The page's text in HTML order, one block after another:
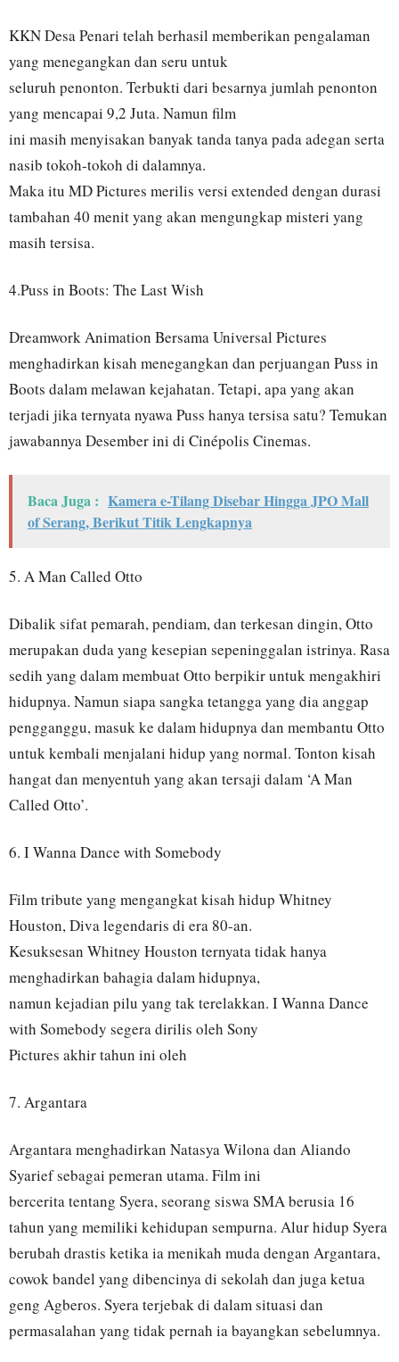
KKN Desa Penari telah berhasil memberikan pengalaman
yang menegangkan dan seru untuk
seluruh penonton. Terbukti dari besarnya jumlah penonton
yang mencapai 9,2 Juta. Namun film
ini masih menyisakan banyak tanda tanya pada adegan serta
nasib tokoh-tokoh di dalamnya.
Maka itu MD Pictures merilis versi extended dengan durasi
tambahan 40 menit yang akan mengungkap misteri yang
masih tersisa.
4.Puss in Boots: The Last Wish
Dreamwork Animation Bersama Universal Pictures
menghadirkan kisah menegangkan dan perjuangan Puss in
Boots dalam melawan kejahatan. Tetapi, apa yang akan
terjadi jika ternyata nyawa Puss hanya tersisa satu? Temukan
jawabannya Desember ini di Cinépolis Cinemas.
Baca Juga : Kamera e-Tilang Disebar Hingga JPO Mall
of Serang, Berikut Titik Lengkapnya
5. A Man Called Otto
Dibalik sifat pemarah, pendiam, dan terkesan dingin, Otto
merupakan duda yang kesepian sepeninggalan istrinya. Rasa
sedih yang dalam membuat Otto berpikir untuk mengakhiri
hidupnya. Namun siapa sangka tetangga yang dia anggap
pengganggu, masuk ke dalam hidupnya dan membantu Otto
untuk kembali menjalani hidup yang normal. Tonton kisah
hangat dan menyentuh yang akan tersaji dalam ‘A Man
Called Otto’.
6. I Wanna Dance with Somebody
Film tribute yang mengangkat kisah hidup Whitney
Houston, Diva legendaris di era 80-an.
Kesuksesan Whitney Houston ternyata tidak hanya
menghadirkan bahagia dalam hidupnya,
namun kejadian pilu yang tak terelakkan. I Wanna Dance
with Somebody segera dirilis oleh Sony
Pictures akhir tahun ini oleh
7. Argantara
Argantara menghadirkan Natasya Wilona dan Aliando
Syarief sebagai pemeran utama. Film ini
bercerita tentang Syera, seorang siswa SMA berusia 16
tahun yang memiliki kehidupan sempurna. Alur hidup Syera
berubah drastis ketika ia menikah muda dengan Argantara,
cowok bandel yang dibencinya di sekolah dan juga ketua
geng Agberos. Syera terjebak di dalam situasi dan
permasalahan yang tidak pernah ia bayangkan sebelumnya.